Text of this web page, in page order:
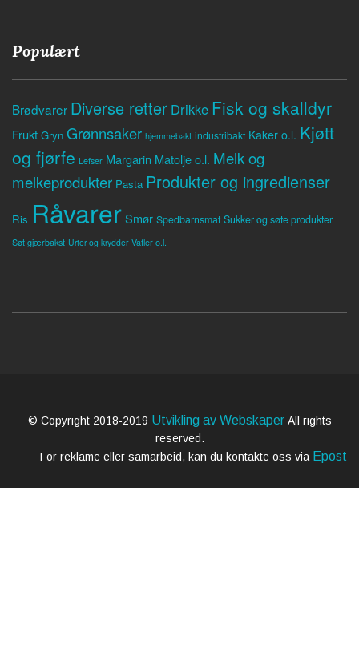
Populært
Brødvarer Diverse retter Drikke Fisk og skalldyr
Frukt Gryn Grønnsaker hjemmebakt industribakt Kaker o.l. Kjøtt
og fjørfe Lefser Margarin Matolje o.l. Melk og
melkeprodukter Pasta Produkter og ingredienser
Ris RåvarerSmør Spedbarnsmat Sukker og søte produkter
Søt gjærbakst Urter og krydder Vafler o.l.
© Copyright 2018-2019 Utvikling av Webskaper All rights
reserved.
For reklame eller samarbeid, kan du kontakte oss via Epost